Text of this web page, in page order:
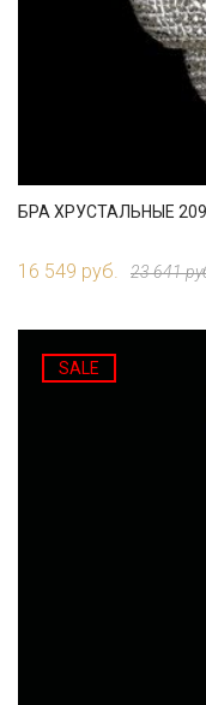
БРА ХРУСТАЛЬНЫЕ
16 549 руб. 23 641
SALE